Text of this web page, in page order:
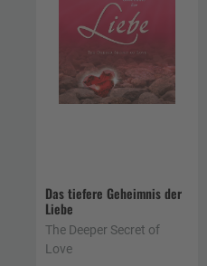
Das tiefere Geheimnis der
Liebe
The Deeper Secret of
Love